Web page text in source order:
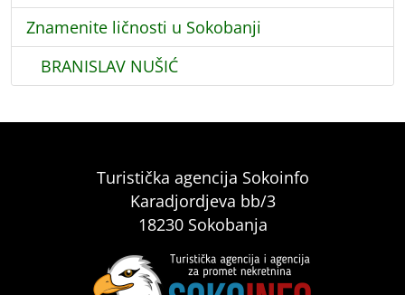
Znamenite ličnosti u Sokobanji
BRANISLAV NUŠIĆ
Turistička agencija Sokoinfo
Karadjordjeva bb/3
18230 Sokobanja